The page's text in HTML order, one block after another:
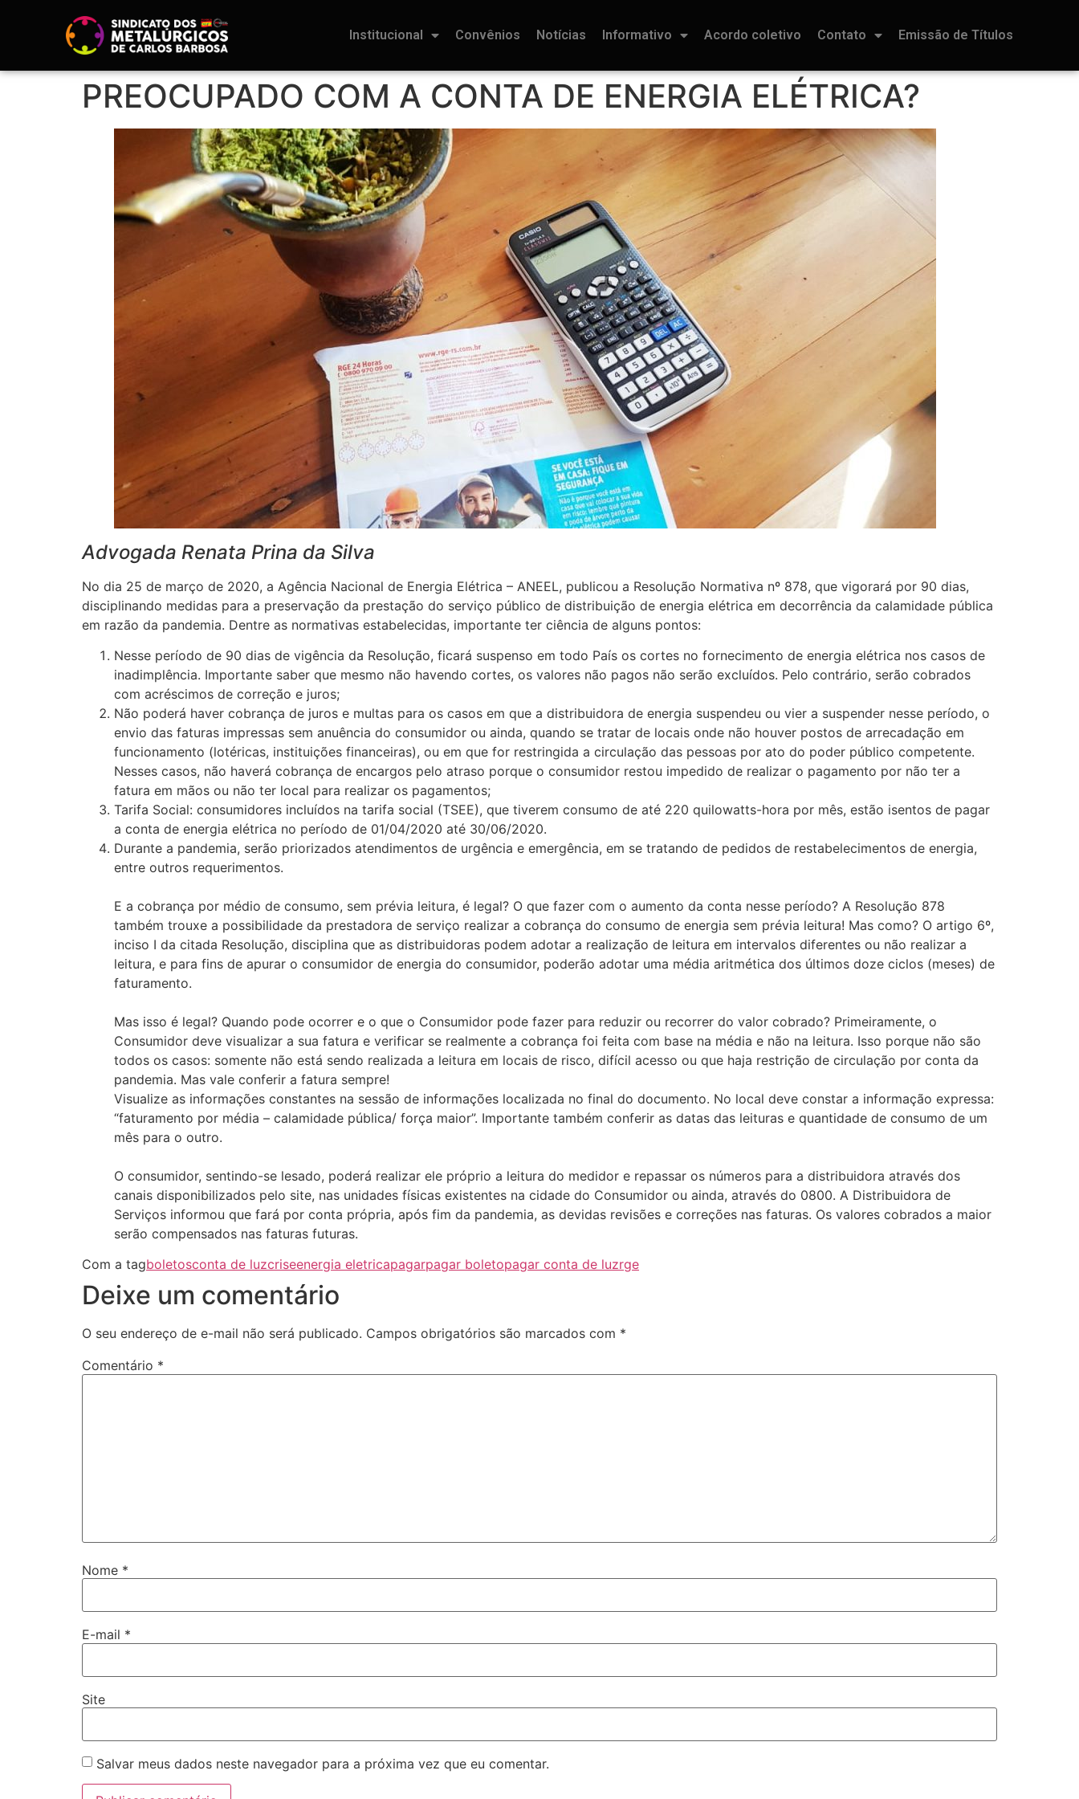
Institucional Convênios Notícias Informativo Acordo coletivo Contato Emissão de Títulos
PREOCUPADO COM A CONTA DE ENERGIA ELÉTRICA?
Advogada Renata Prina da Silva
No dia 25 de março de 2020, a Agência Nacional de Energia Elétrica – ANEEL, publicou a Resolução Normativa nº 878, que vigorará por 90 dias,
disciplinando medidas para a preservação da prestação do serviço público de distribuição de energia elétrica em decorrência da calamidade pública
em razão da pandemia. Dentre as normativas estabelecidas, importante ter ciência de alguns pontos:
Nesse período de 90 dias de vigência da Resolução, ficará suspenso em todo País os cortes no fornecimento de energia elétrica nos casos de
inadimplência. Importante saber que mesmo não havendo cortes, os valores não pagos não serão excluídos. Pelo contrário, serão cobrados
com acréscimos de correção e juros;
Não poderá haver cobrança de juros e multas para os casos em que a distribuidora de energia suspendeu ou vier a suspender nesse período, o
envio das faturas impressas sem anuência do consumidor ou ainda, quando se tratar de locais onde não houver postos de arrecadação em
funcionamento (lotéricas, instituições financeiras), ou em que for restringida a circulação das pessoas por ato do poder público competente.
Nesses casos, não haverá cobrança de encargos pelo atraso porque o consumidor restou impedido de realizar o pagamento por não ter a
fatura em mãos ou não ter local para realizar os pagamentos;
Tarifa Social: consumidores incluídos na tarifa social (TSEE), que tiverem consumo de até 220 quilowatts-hora por mês, estão isentos de pagar
a conta de energia elétrica no período de 01/04/2020 até 30/06/2020.
Durante a pandemia, serão priorizados atendimentos de urgência e emergência, em se tratando de pedidos de restabelecimentos de energia,
entre outros requerimentos.
E a cobrança por médio de consumo, sem prévia leitura, é legal? O que fazer com o aumento da conta nesse período? A Resolução 878
também trouxe a possibilidade da prestadora de serviço realizar a cobrança do consumo de energia sem prévia leitura! Mas como? O artigo 6º,
inciso I da citada Resolução, disciplina que as distribuidoras podem adotar a realização de leitura em intervalos diferentes ou não realizar a
leitura, e para fins de apurar o consumidor de energia do consumidor, poderão adotar uma média aritmética dos últimos doze ciclos (meses) de
faturamento.
Mas isso é legal? Quando pode ocorrer e o que o Consumidor pode fazer para reduzir ou recorrer do valor cobrado? Primeiramente, o
Consumidor deve visualizar a sua fatura e verificar se realmente a cobrança foi feita com base na média e não na leitura. Isso porque não são
todos os casos: somente não está sendo realizada a leitura em locais de risco, difícil acesso ou que haja restrição de circulação por conta da
pandemia. Mas vale conferir a fatura sempre!
Visualize as informações constantes na sessão de informações localizada no final do documento. No local deve constar a informação expressa:
“faturamento por média – calamidade pública/ força maior”. Importante também conferir as datas das leituras e quantidade de consumo de um
mês para o outro.
O consumidor, sentindo-se lesado, poderá realizar ele próprio a leitura do medidor e repassar os números para a distribuidora através dos
canais disponibilizados pelo site, nas unidades físicas existentes na cidade do Consumidor ou ainda, através do 0800. A Distribuidora de
Serviços informou que fará por conta própria, após fim da pandemia, as devidas revisões e correções nas faturas. Os valores cobrados a maior
serão compensados nas faturas futuras.
Com a tagboletosconta de luzcriseenergia eletricapagarpagar boletopagar conta de luzrge
Deixe um comentário
O seu endereço de e-mail não será publicado. Campos obrigatórios são marcados com *
Comentário *
Nome *
E-mail *
Site
Salvar meus dados neste navegador para a próxima vez que eu comentar.